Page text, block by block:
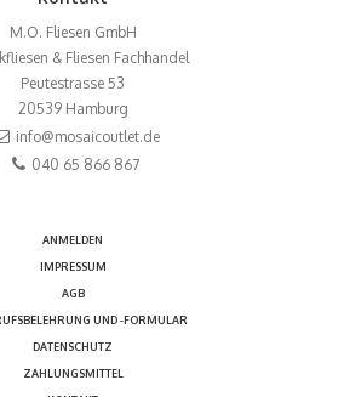
M.O. Fliesen GmbH
& Fliesen Fachhandel
Peutestrasse 53
20539 Hamburg
info@mosaicoutlet.de
040 65 866 867
ANMELDEN
IMPRESSUM
AGB
UND -FORMULAR
DATENSCHUTZ
ZAHLUNGSMITTEL